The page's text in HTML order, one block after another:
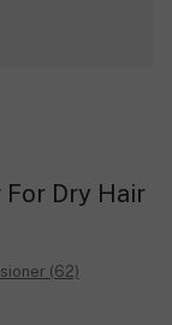
For Dry Hair
(62)